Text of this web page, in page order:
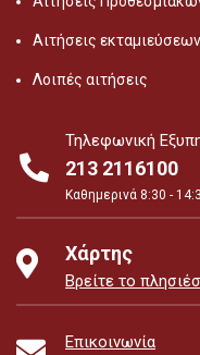
Αιτήσεις
Λοιπές αιτήσεις
Τηλεφωνική
213 2116100
Καθημερινά 8:30 -
Χάρτης
Βρείτε το
Επικοινωνία